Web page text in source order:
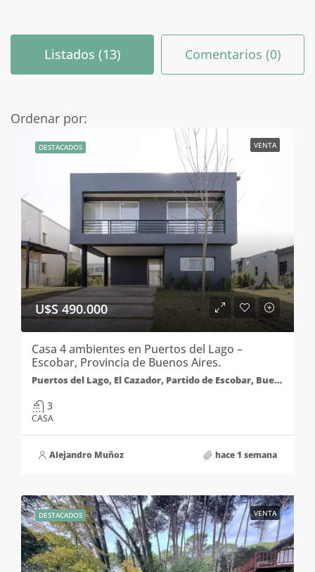
Listados (13) Comentarios (0)
Ordenar por:
DESTACADOS VENTA
U$S 490.000
Casa 4 ambientes en Puertos del Lago –
Escobar, Provincia de Buenos Aires.
Puertos del Lago, El Cazador, Partido de Escobar, Buenos Aires, Argentina
3
CASA
Alejandro Muñoz hace 1 semana
DESTACADOS VENTA